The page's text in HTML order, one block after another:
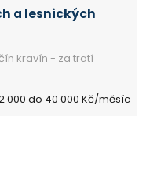
a lesnických
kravín - za tratí
000 do 40 000 Kč/měsíc